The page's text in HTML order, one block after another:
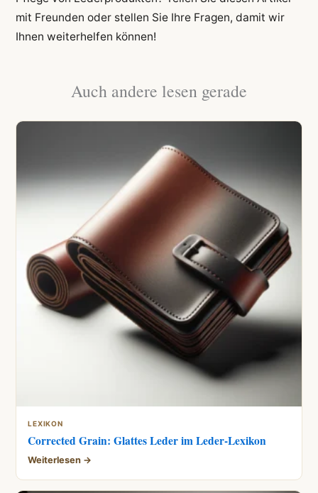
mit Freunden oder stellen Sie Ihre Fragen, damit wir
Ihnen weiterhelfen können!
Auch andere lesen gerade
LEXIKON
Corrected Grain: Glattes Leder im Leder-Lexikon
Weiterlesen →